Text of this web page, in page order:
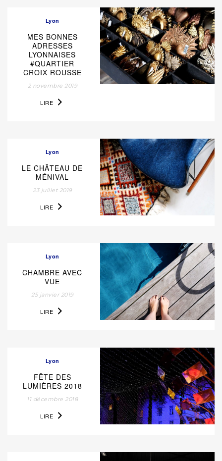
Lyon
MES BONNES
ADRESSES
LYONNAISES
#QUARTIER
CROIX ROUSSE
2 novembre 2019
LIRE
Lyon
LE CHÂTEAU DE
MÉNIVAL
23 juillet 2019
LIRE
Lyon
CHAMBRE AVEC
VUE
25 janvier 2019
LIRE
Lyon
FÊTE DES
LUMIÈRES 2018
11 décembre 2018
LIRE